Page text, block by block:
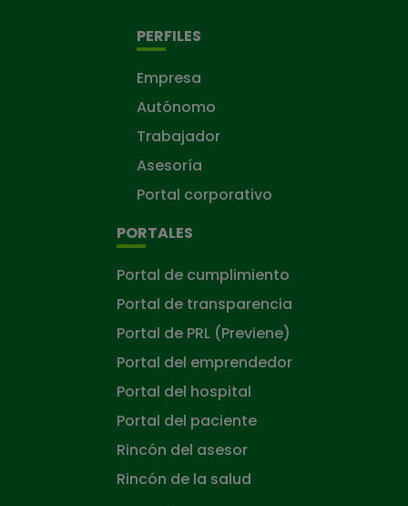
PERFILES
Empresa
Autónomo
Trabajador
Asesoría
Portal corporativo
PORTALES
Portal de cumplimiento
Portal de transparencia
Portal de PRL (Previene)
Portal del emprendedor
Portal del hospital
Portal del paciente
Rincón del asesor
Rincón de la salud